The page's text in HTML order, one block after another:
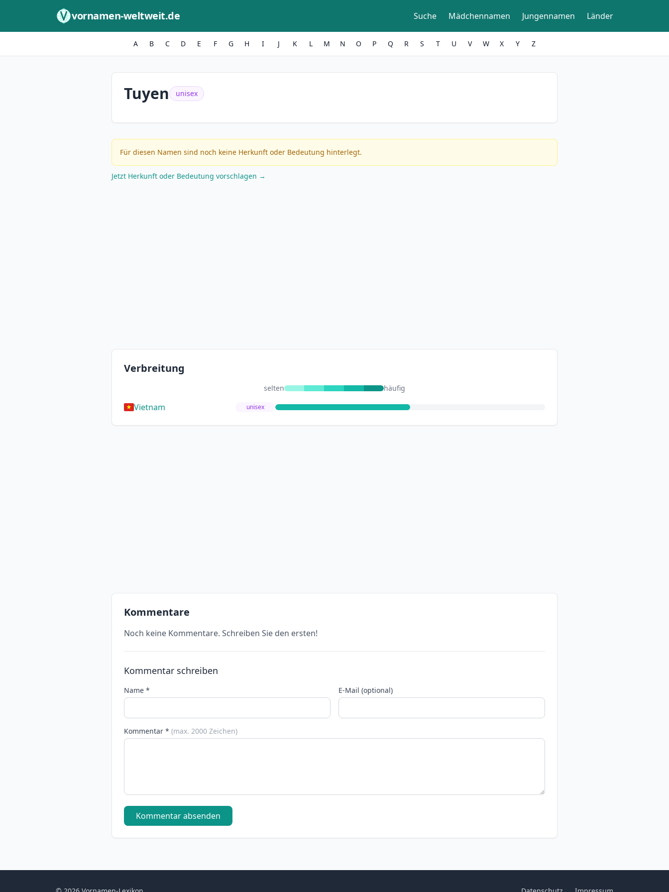
vornamen-weltweit.de Suche Mädchennamen Jungennamen Länder
A B C D E F G H I J K L M N O P Q R S T U V W X Y Z
Tuyen unisex
Für diesen Namen sind noch keine Herkunft oder Bedeutung hinterlegt.
Jetzt Herkunft oder Bedeutung vorschlagen →
Verbreitung
selten häufig
Vietnam unisex
Kommentare
Noch keine Kommentare. Schreiben Sie den ersten!
Kommentar schreiben
Name * E-Mail (optional)
Kommentar * (max. 2000 Zeichen)
Kommentar absenden